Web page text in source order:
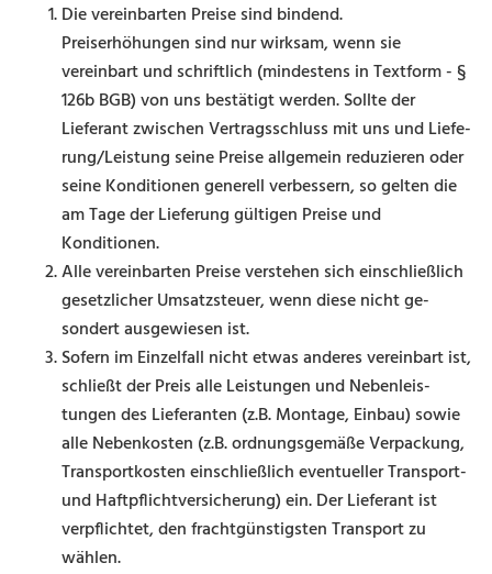
Die vereinbarten Preise sind bindend.
Preiserhöhungen sind nur wirksam, wenn sie
vereinbart und schriftlich (mindestens in Textform - §
126b BGB) von uns bestätigt werden. Sollte der
Lieferant zwischen Vertragsschluss mit uns und Liefe­
rung/Leistung seine Preise allgemein reduzieren oder
seine Konditionen generell verbessern, so gelten die
am Tage der Lieferung gültigen Preise und
Konditionen.
Alle vereinbarten Preise verstehen sich einschließlich
gesetzlicher Umsatzsteuer, wenn diese nicht ge­
sondert ausgewiesen ist.
Sofern im Einzelfall nicht etwas anderes vereinbart ist,
schließt der Preis alle Leistungen und Nebenleis­
tungen des Lieferanten (z.B. Montage, Einbau) sowie
alle Nebenkosten (z.B. ordnungsgemäße Verpa­ckung,
Transportkosten einschließlich eventueller Transport-
und Haftpflichtversicherung) ein. Der Lieferant ist
verpflichtet, den frachtgünstigsten Transport zu
wählen.